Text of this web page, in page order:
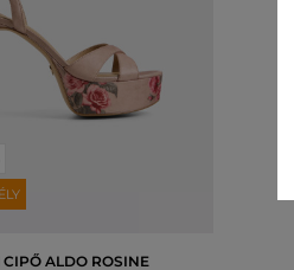
CIPŐ ALDO ROSINE